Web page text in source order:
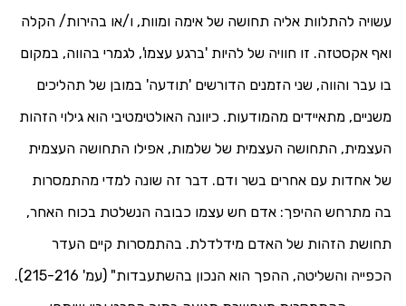
עשויה להתלוות אליה תחושה של אימה ומוות, ו/או בהירות/ הקלה
ואף אקסטזה. זו חוויה של להיות 'ברגע עצמו', לגמרי בהווה, במקום
בו עבר והווה, שני הזמנים הדורשים 'תודעה' במובן של תהליכים
משניים, מתאיידים מהמודעות. כיוונה האולטימטיבי הוא גילוי הזהות
העצמית, התחושה העצמית של שלמות, אפילו התחושה העצמית
של אחדות עם אחרים בשר ודם. דבר זה שונה למדי מהתמסרות
בה מתרחש ההיפך: אדם חש עצמו כבובה הנשלטת בכוח האחר,
תחושת הזהות של האדם מידלדלת. בהתמסרות קיים העדר
הכפייה והשליטה, ההפך הוא הנכון בהשתעבדות" (עמ' 215-216).